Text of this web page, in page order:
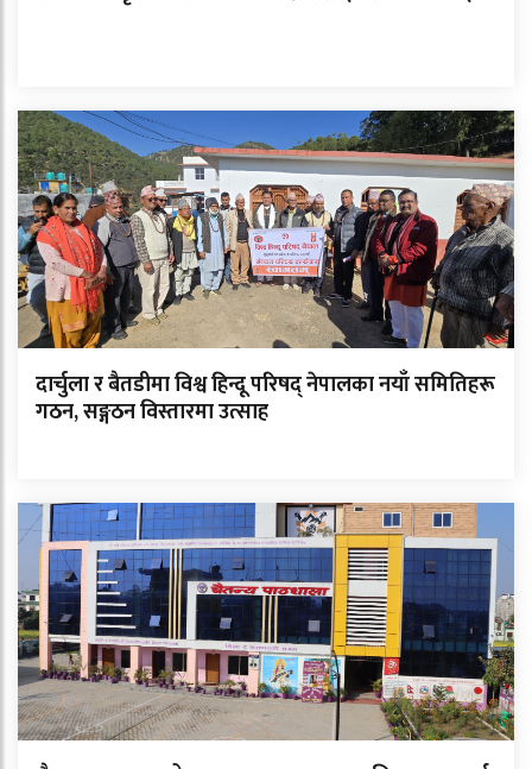
दार्चुला र बैतडीमा विश्व हिन्दू परिषद् नेपालका नयाँ समितिहरू
गठन, सङ्गठन विस्तारमा उत्साह